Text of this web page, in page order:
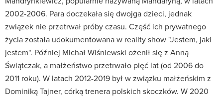
2002-2006. Para doczekała się dwojga dzieci, jednak
związek nie przetrwał próby czasu. Część ich prywatnego
życia została udokumentowana w reality show "Jestem, jaki
jestem". Później Michał Wiśniewski ożenił się z Anną
Świątczak, a małżeństwo przetrwało pięć lat (od 2006 do
2011 roku). W latach 2012-2019 był w związku małżeńskim z
Dominiką Tajner, córką trenera polskich skoczków. W 2020